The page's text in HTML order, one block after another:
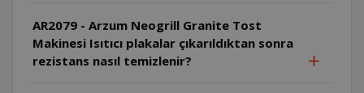
AR2079 - Arzum Neogrill Granite Tost
Makinesi Isıtıcı plakalar çıkarıldıktan sonra
rezistans nasıl temizlenir?